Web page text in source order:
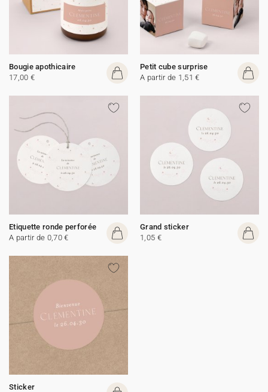
Bougie apothicaire
17,00 €
Petit cube surprise
A partir de 1,51 €
Etiquette ronde perforée
A partir de 0,70 €
Grand sticker
1,05 €
Sticker